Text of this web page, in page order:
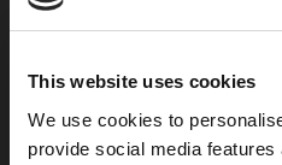
This website uses cookies
We use cookies to
provide social media